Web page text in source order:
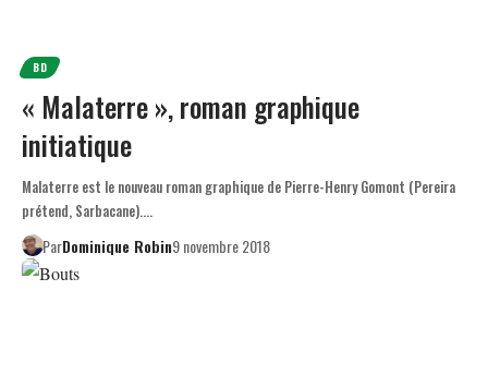
BD
« Malaterre », roman graphique
initiatique
Malaterre est le nouveau roman graphique de Pierre-Henry Gomont (Pereira
prétend, Sarbacane).…
ParDominique Robin9 novembre 2018